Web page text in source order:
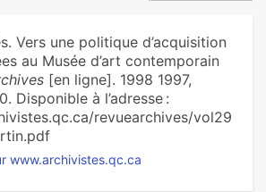
Vers une politique d’acquisition
au Musée d’art contemporain
[en ligne]. 1998 1997,
Disponible à l’adresse :
revuearchives/vol29
www.archivistes.qc.ca